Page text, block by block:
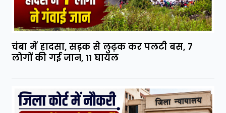
चंबा में हादसा, सड़क से लुढ़क कर पलटी बस, 7
लोगों की गई जान, 11 घायल